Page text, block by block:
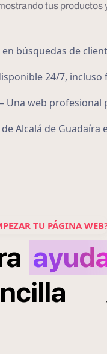
tus
en búsquedas de
24/7,
– Una web profesional
de Alcalá de
TU PÁGINA